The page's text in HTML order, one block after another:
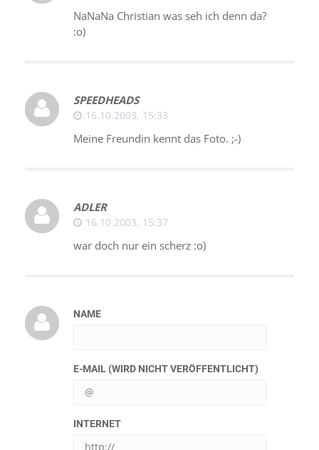
NaNaNa Christian was seh ich denn da?
:o)
SPEEDHEADS
16.10.2003, 15:33
Meine Freundin kennt das Foto. ;-)
ADLER
16.10.2003, 15:37
war doch nur ein scherz :o)
NAME
E-MAIL (WIRD NICHT VERÖFFENTLICHT)
INTERNET